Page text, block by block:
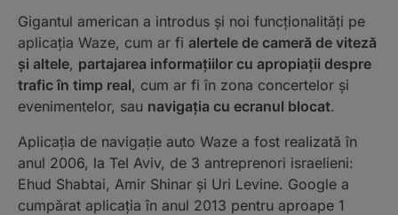
Gigantul american a introdus și noi funcționalități pe
aplicația Waze, cum ar fi alertele de cameră de viteză
și altele, partajarea informațiilor cu apropiații despre
trafic în timp real, cum ar fi în zona concertelor și
evenimentelor, sau navigația cu ecranul blocat.
Aplicația de navigație auto Waze a fost realizată în
anul 2006, la Tel Aviv, de 3 antreprenori israelieni:
Ehud Shabtai, Amir Shinar și Uri Levine. Google a
cumpărat aplicația în anul 2013 pentru aproape 1